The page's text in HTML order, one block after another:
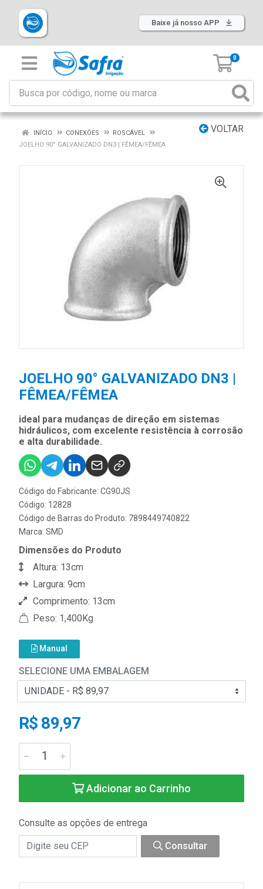
Baixe já nosso APP
0
VOLTAR
INÍCIO CONEXÕES
ROSCÁVEL
JOELHO 90° GALVANIZADO DN3 | FÊMEA/FÊMEA
JOELHO 90° GALVANIZADO DN3 |
FÊMEA/FÊMEA
ideal para mudanças de direção em sistemas
hidráulicos, com excelente resistência à corrosão
e alta durabilidade.
Código do Fabricante: CG90JS
Código: 12828
Código de Barras do Produto: 7898449740822
Marca: SMD
Dimensões do Produto
Altura: 13cm
Largura: 9cm
Comprimento: 13cm
Peso: 1,400Kg
Manual
SELECIONE UMA EMBALAGEM
R$ 89,97
Adicionar ao Carrinho
Consulte as opções de entrega
Consultar